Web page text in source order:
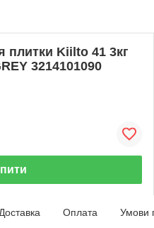
плитки Kiilto 41 3кг
3214101090
Доставка Оплата Умови